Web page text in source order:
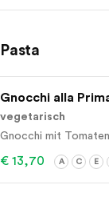
Pasta
Gnocchi alla
vegetarisch
Gnocchi mit
€ 13,70 A C E